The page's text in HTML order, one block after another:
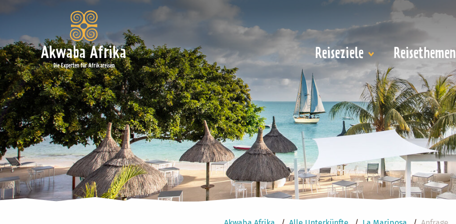
Akwaba Afrika
Die Experten für Afrikareisen
Reiseziele Reisethemen